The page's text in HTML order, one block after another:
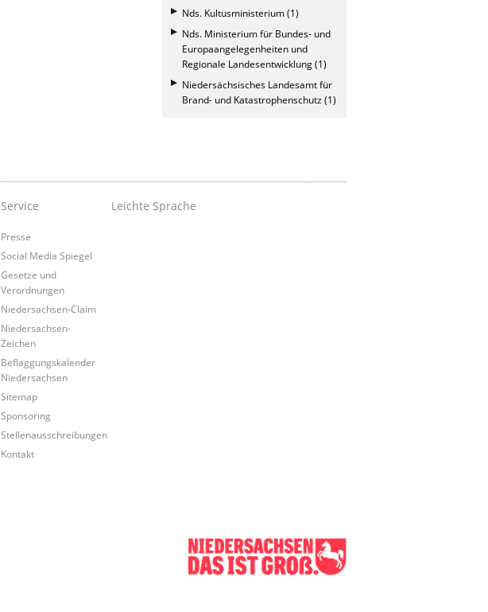
Nds. Kultusministerium (1)
Nds. Ministerium für Bundes- und
Europaangelegenheiten und
Regionale Landesentwicklung (1)
Niedersächsisches Landesamt für
Brand- und Katastrophenschutz (1)
Service
Presse
Social Media Spiegel
Gesetze und
Verordnungen
Niedersachsen-Claim
Niedersachsen-
Zeichen
Beflaggungskalender
Niedersachsen
Sitemap
Sponsoring
Stellenausschreibungen
Kontakt
Leichte Sprache